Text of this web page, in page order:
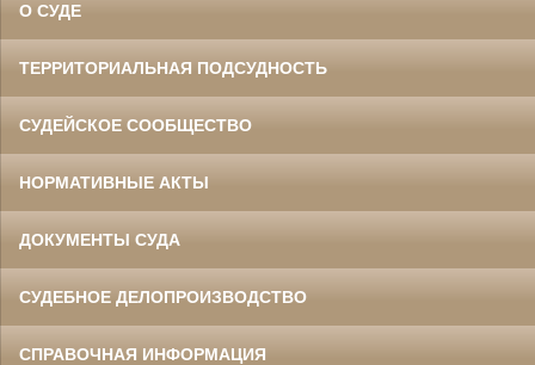
О СУДЕ
ТЕРРИТОРИАЛЬНАЯ ПОДСУДНОСТЬ
СУДЕЙСКОЕ СООБЩЕСТВО
НОРМАТИВНЫЕ АКТЫ
ДОКУМЕНТЫ СУДА
СУДЕБНОЕ ДЕЛОПРОИЗВОДСТВО
СПРАВОЧНАЯ ИНФОРМАЦИЯ